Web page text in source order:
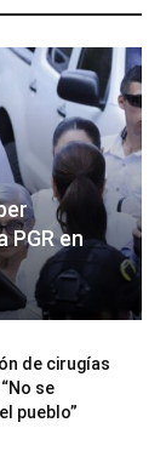
PGR en
de cirugías
se
pueblo”